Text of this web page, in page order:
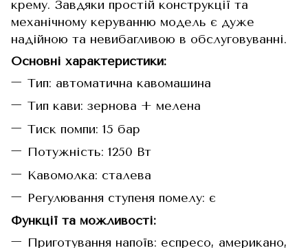
крему. Завдяки простій конструкції та
механічному керуванню модель є дуже
надійною та невибагливою в обслуговуванні.
Основні характеристики:
Тип: автоматична кавомашина
Тип кави: зернова + мелена
Тиск помпи: 15 бар
Потужність: 1250 Вт
Кавомолка: сталева
Регулювання ступеня помелу: є
Функції та можливості:
Приготування напоїв: еспресо, американо,